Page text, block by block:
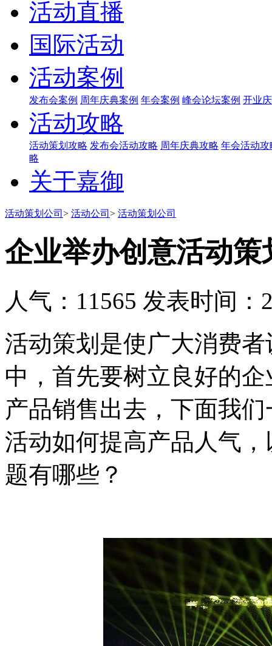
活动直播
国际活动
活动案例
发布会案例 周年庆典案例 年会案例 峰会论坛案例 开业
活动攻略
活动策划攻略 发布会活动攻略 周年庆典攻略 年会活动攻
略
关于嘉御
活动策划公司 > 活动公司 > 活动策划公司
企业举办创意活动
人气：11565 发表时间：
活动策划是使广大消费
中，首先要树立良好的
产品销售出去，下面我
活动如何提高产品人气
题有哪些？